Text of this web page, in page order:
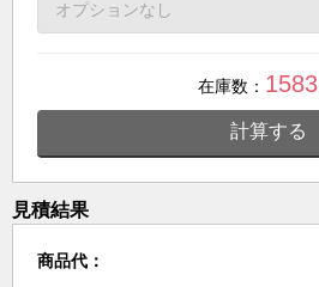
在庫数： 1583
計算する
見積結果
商品代：